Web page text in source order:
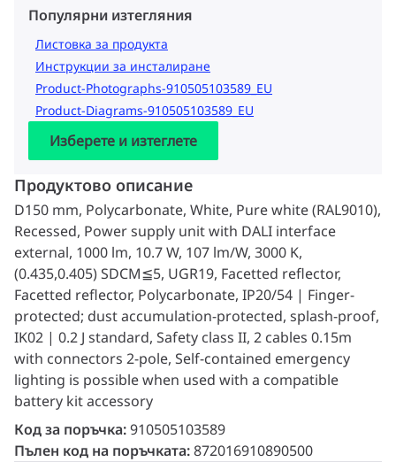
Популярни изтегляния
Листовка за продукта
Инструкции за инсталиране
Product-Photographs-910505103589_EU
Product-Diagrams-910505103589_EU
Изберете и изтеглете
Продуктово описание
D150 mm, Polycarbonate, White, Pure white (RAL9010),
Recessed, Power supply unit with DALI interface
external, 1000 lm, 10.7 W, 107 lm/W, 3000 K,
(0.435,0.405) SDCM≦5, UGR19, Facetted reflector,
Facetted reflector, Polycarbonate, IP20/54 | Finger-
protected; dust accumulation-protected, splash-proof,
IK02 | 0.2 J standard, Safety class II, 2 cables 0.15m
with connectors 2-pole, Self‑contained emergency
lighting is possible when used with a compatible
battery kit accessory
Код за поръчка:910505103589
Пълен код на поръчката:872016910890500